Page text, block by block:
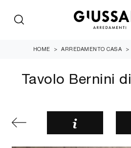
HOME > ARREDAMENTO CASA >
Tavolo Bernini